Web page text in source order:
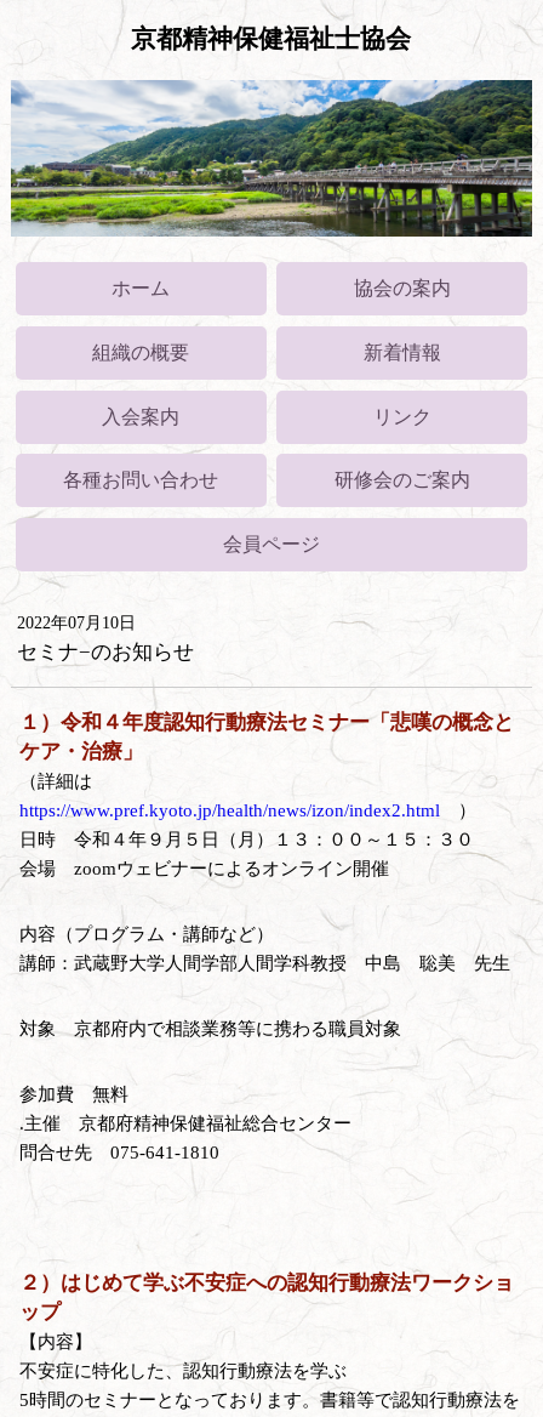
京都精神保健福祉士協会
ホーム 協会の案内
組織の概要 新着情報
入会案内 リンク
各種お問い合わせ 研修会のご案内
会員ページ
2022年07月10日
セミナ−のお知らせ
１）令和４年度認知行動療法セミナー「悲嘆の概念と
ケア・治療」
（詳細は
https://www.pref.kyoto.jp/health/news/izon/index2.html ）
日時 令和４年９月５日（月）１３：００～１５：３０
会場 zoomウェビナーによるオンライン開催
内容（プログラム・講師など）
講師：武蔵野大学人間学部人間学科教授 中島 聡美 先生
対象 京都府内で相談業務等に携わる職員対象
参加費 無料
.主催 京都府精神保健福祉総合センター
問合せ先 075-641-1810
２）はじめて学ぶ不安症への認知行動療法ワークショ
ップ
【内容】
不安症に特化した、認知行動療法を学ぶ
5時間のセミナーとなっております。書籍等で認知行動療法を